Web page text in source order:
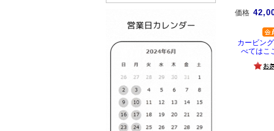
価格
カービン
べてはこ